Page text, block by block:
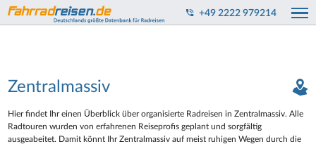
+49 2222 979214
Zentralmassiv
Hier findet Ihr einen Überblick über organisierte Radreisen in Zentralmassiv. Alle
Radtouren wurden von erfahrenen Reiseprofis geplant und sorgfältig
ausgeabeitet. Damit könnt Ihr Zentralmassiv auf meist ruhigen Wegen durch die